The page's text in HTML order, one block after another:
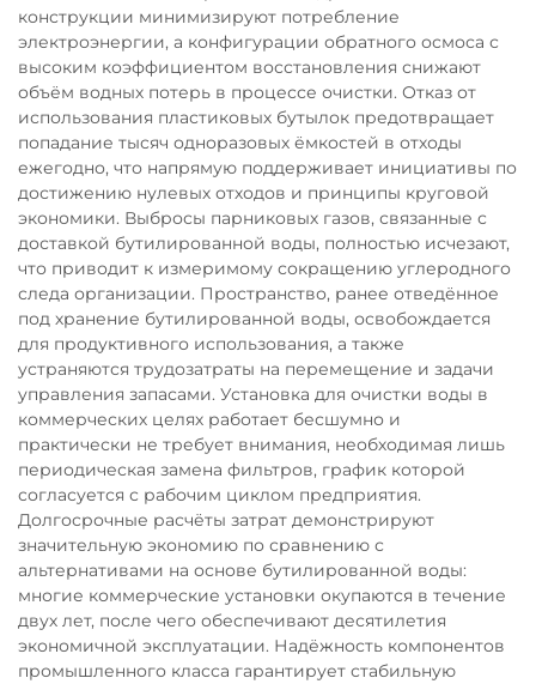
конструкции минимизируют потребление
электроэнергии, а конфигурации обратного осмоса с
высоким коэффициентом восстановления снижают
объём водных потерь в процессе очистки. Отказ от
использования пластиковых бутылок предотвращает
попадание тысяч одноразовых ёмкостей в отходы
ежегодно, что напрямую поддерживает инициативы по
достижению нулевых отходов и принципы круговой
экономики. Выбросы парниковых газов, связанные с
доставкой бутилированной воды, полностью исчезают,
что приводит к измеримому сокращению углеродного
следа организации. Пространство, ранее отведённое
под хранение бутилированной воды, освобождается
для продуктивного использования, а также
устраняются трудозатраты на перемещение и задачи
управления запасами. Установка для очистки воды в
коммерческих целях работает бесшумно и
практически не требует внимания, необходимая лишь
периодическая замена фильтров, график которой
согласуется с рабочим циклом предприятия.
Долгосрочные расчёты затрат демонстрируют
значительную экономию по сравнению с
альтернативами на основе бутилированной воды:
многие коммерческие установки окупаются в течение
двух лет, после чего обеспечивают десятилетия
экономичной эксплуатации. Надёжность компонентов
промышленного класса гарантирует стабильную